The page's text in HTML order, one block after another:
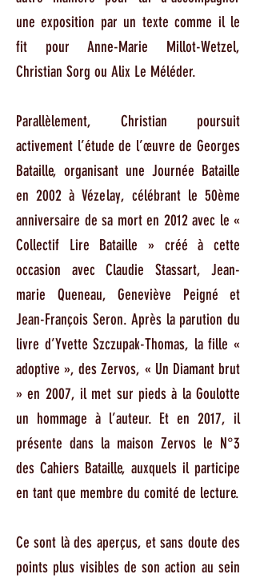
une exposition par un texte comme il le
fit pour Anne-Marie Millot-Wetzel,
Christian Sorg ou Alix Le Méléder.
Parallèlement, Christian poursuit
activement l’étude de l’œuvre de Georges
Bataille, organisant une Journée Bataille
en 2002 à Vézelay, célébrant le 50ème
anniversaire de sa mort en 2012 avec le «
Collectif Lire Bataille » créé à cette
occasion avec Claudie Stassart, Jean-
marie Queneau, Geneviève Peigné et
Jean-François Seron. Après la parution du
livre d’Yvette Szczupak-Thomas, la fille «
adoptive », des Zervos, « Un Diamant brut
» en 2007, il met sur pieds à la Goulotte
un hommage à l’auteur. Et en 2017, il
présente dans la maison Zervos le N°3
des Cahiers Bataille, auxquels il participe
en tant que membre du comité de lecture.
Ce sont là des aperçus, et sans doute des
points plus visibles de son action au sein